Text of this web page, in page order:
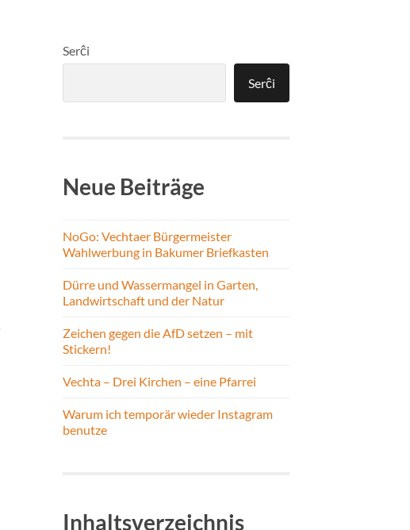
Serĉi
Serĉi
Neue Beiträge
NoGo: Vechtaer Bürgermeister
Wahlwerbung in Bakumer Briefkasten
Dürre und Wassermangel in Garten,
Landwirtschaft und der Natur
Zeichen gegen die AfD setzen – mit
Stickern!
Vechta – Drei Kirchen – eine Pfarrei
Warum ich temporär wieder Instagram
benutze
Inhaltsverzeichnis